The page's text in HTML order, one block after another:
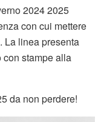
2024 2025
con cui mettere
La linea presenta
con stampe alla
da non perdere!